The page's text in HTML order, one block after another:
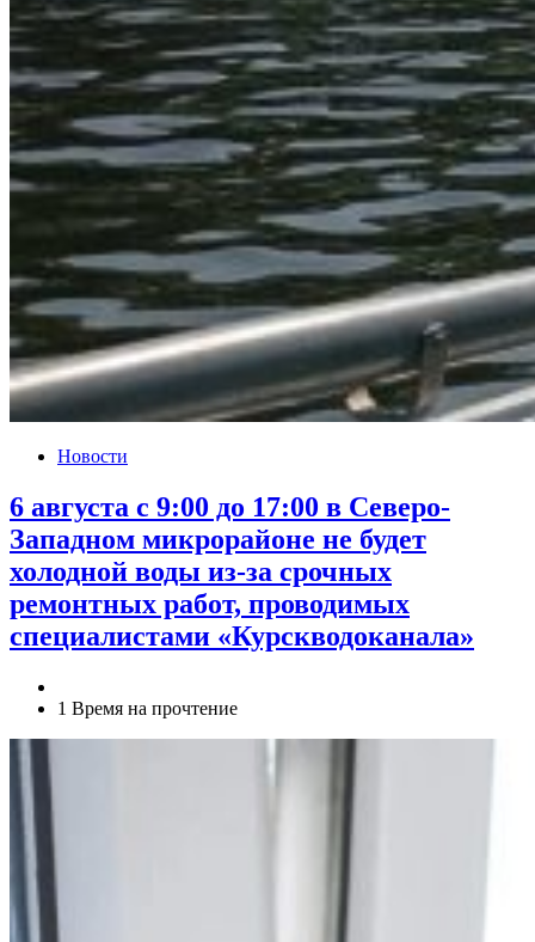
Новости
6 августа с 9:00 до 17:00 в Северо-
Западном микрорайоне не будет
холодной воды из-за срочных
ремонтных работ, проводимых
специалистами «Курскводоканала»
1 Время на прочтение